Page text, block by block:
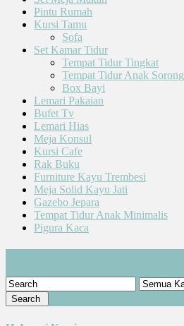
Pintu Rumah
Kursi Tamu
Sofa
Set Kamar Tidur
Tempat Tidur Tingkat
Tempat Tidur Anak Sorong
Box Bayi
Lemari Pakaian
Bufet Tv
Lemari Hias
Meja Konsul
Kursi Cafe
Rak Buku
Furniture Kayu Trembesi
Meja Solid Kayu Jati
Gazebo Jepara
Tempat Tidur Anak Minimalis
Pigura Kaca